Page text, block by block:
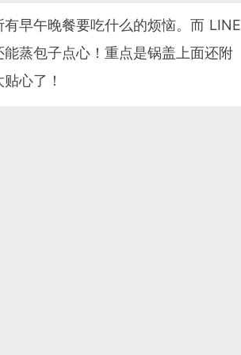
早午晚餐要吃什么的烦恼。而 LINE
蒸包子点心！重点是锅盖上面还附
心了！